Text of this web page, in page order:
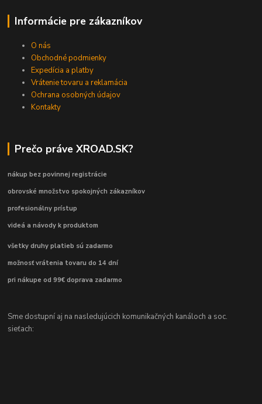
Informácie pre zákazníkov
O nás
Obchodné podmienky
Expedícia a platby
Vrátenie tovaru a reklamácia
Ochrana osobných údajov
Kontakty
Prečo práve XROAD.SK?
nákup bez povinnej registrácie
obrovské množstvo spokojných zákazníkov
profesionálny prístup
videá a návody k produktom
všetky druhy platieb sú zadarmo
možnosť vrátenia tovaru do 14 dní
pri nákupe od 99€ doprava zadarmo
Sme dostupní aj na nasledujúcich komunikačných kanáloch a soc.
sieťach: